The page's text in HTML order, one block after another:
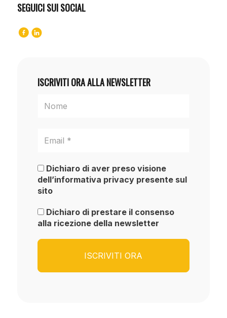
SEGUICI SUI SOCIAL
ISCRIVITI ORA ALLA NEWSLETTER
Dichiaro di aver preso visione
dell’informativa privacy presente sul
sito
Dichiaro di prestare il consenso
alla ricezione della newsletter